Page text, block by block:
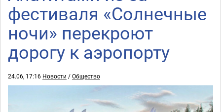
фестиваля «Солнечные
ночи» перекроют
дорогу к аэропорту
24.06, 17:16 Новости /Общество